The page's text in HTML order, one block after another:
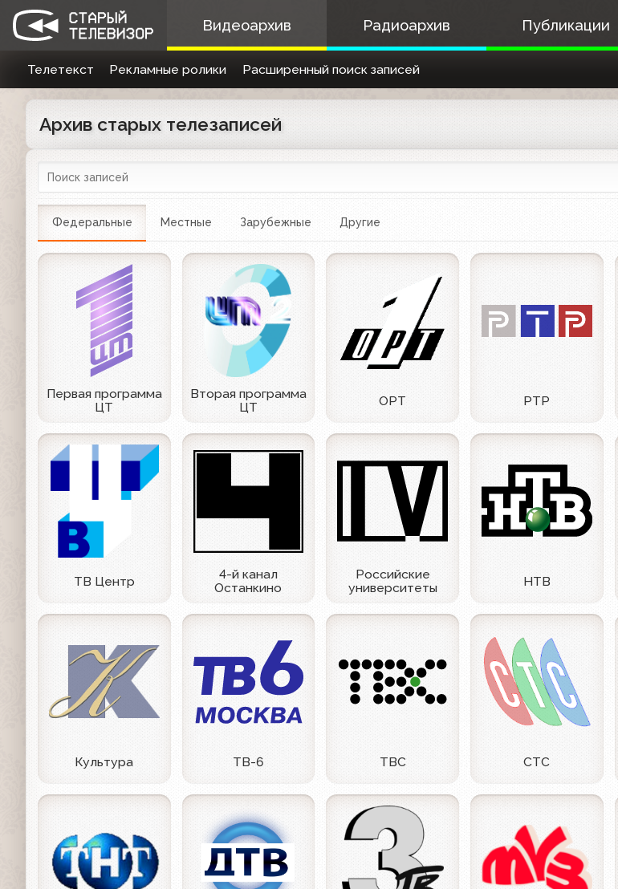
Видеоархив Радиоархив Публикации
Телетекст Рекламные ролики Расширенный поиск записей
Архив старых телезаписей
Федеральные Местные Зарубежные Другие
Первая программа
ЦТ
Вторая программа
ЦТ
ОРТ РТР
ТВ Центр
4-й канал
Останкино
Российские
университеты
НТВ
Культура ТВ-6 ТВС СТС